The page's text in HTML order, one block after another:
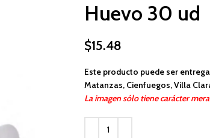
Huevo 30 ud
$15.48
Este producto puede ser
Matanzas, Cienfuegos, Villa
La imagen sólo tiene carácter